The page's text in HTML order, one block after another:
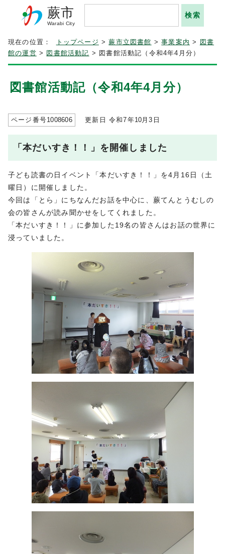
蕨市
Warabi City
現在の位置： トップページ > 蕨市立図書館 >事業案内 >
図書
館の運営 > 図書館活動記 > 図書館活動記（令和4年4月分）
図書館活動記（令和4年4月分）
ページ番号1008606 更新日 令和7年10月3日
「本だいすき！！」を開催しました
子ども読書の日イベント「本だいすき！！」を4月16日（土
曜日）に開催しました。
今回は「とら」にちなんだお話を中心に、蕨てんとうむしの
会の皆さんが読み聞かせをしてくれました。
「本だいすき！！」に参加した19名の皆さんはお話の世界に
浸っていました。